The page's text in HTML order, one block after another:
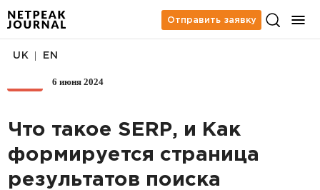
Отправить заявку
6 июня 2024
UK EN
Что такое SERP, и Как
формируется страница
результатов поиска